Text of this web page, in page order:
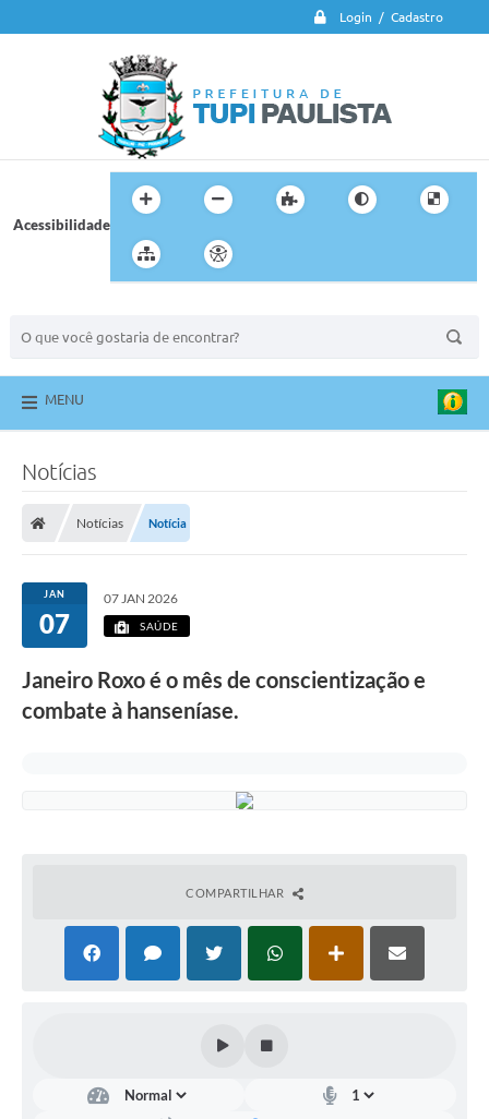
Login / Cadastro
Acessibilidade
MENU
Notícias
Notícias Notícia
JAN
07
07 JAN 2026
SAÚDE
Janeiro Roxo é o mês de conscientização e
combate à hanseníase.
COMPARTILHAR